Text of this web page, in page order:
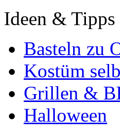
Ideen & Tipps
Basteln zu
Kostüm
Grillen &
Halloween